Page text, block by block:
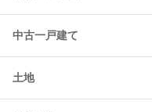
中古一戸建て
土地